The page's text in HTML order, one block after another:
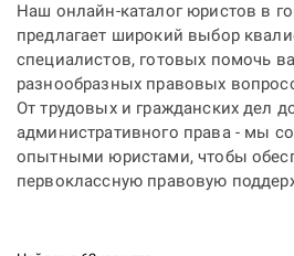
Наш онлайн-каталог юристов в
предлагает широкий выбор
специалистов, готовых помочь
разнообразных правовых
От трудовых и гражданских дел
административного права - мы
опытными юристами, чтобы
первоклассную правовую